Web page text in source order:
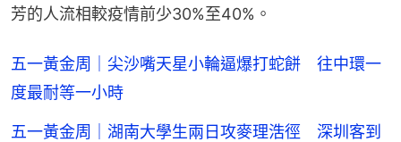
芳的人流相較疫情前少30%至40%。
五一黃金周｜尖沙嘴天星小輪逼爆打蛇餅 往中環一
度最耐等一小時
五一黃金周｜湖南大學生兩日攻麥理浩徑 深圳客到